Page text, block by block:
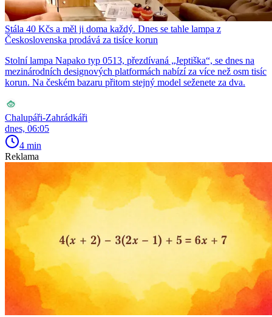
Stála 40 Kčs a měl ji doma každý. Dnes se tahle lampa z
Československa prodává za tisíce korun
Stolní lampa Napako typ 0513, přezdívaná „Jeptiška“, se dnes na
mezinárodních designových platformách nabízí za více než osm tisíc
korun. Na českém bazaru přitom stejný model seženete za dva.
Chalupáři-Zahrádkáři
dnes, 06:05
4 min
Reklama